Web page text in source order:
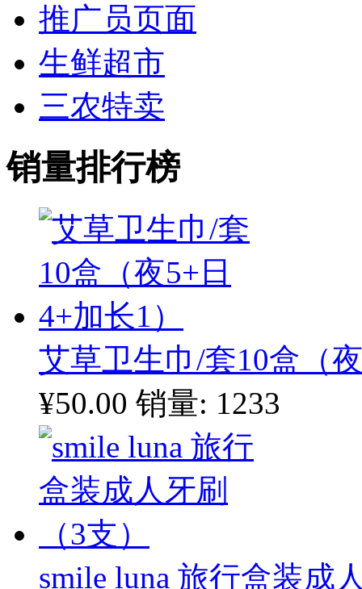
推广员页面
生鲜超市
三农特卖
销量排行榜
艾草卫生巾/套10盒（
¥50.00 销量: 1233
smile luna 旅行盒装成